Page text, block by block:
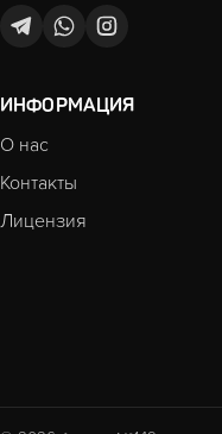
ИНФОРМАЦИЯ
О нас
Контакты
Лицензия